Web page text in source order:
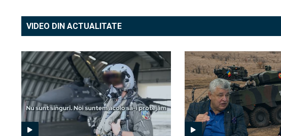
VIDEO DIN ACTUALITATE